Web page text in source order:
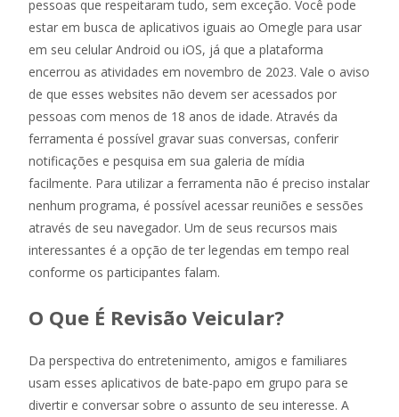
pessoas que respeitaram tudo, sem exceção. Você pode
estar em busca de aplicativos iguais ao Omegle para usar
em seu celular Android ou iOS, já que a plataforma
encerrou as atividades em novembro de 2023. Vale o aviso
de que esses websites não devem ser acessados por
pessoas com menos de 18 anos de idade. Através da
ferramenta é possível gravar suas conversas, conferir
notificações e pesquisa em sua galeria de mídia
facilmente. Para utilizar a ferramenta não é preciso instalar
nenhum programa, é possível acessar reuniões e sessões
através de seu navegador. Um de seus recursos mais
interessantes é a opção de ter legendas em tempo real
conforme os participantes falam.
O Que É Revisão Veicular?
Da perspectiva do entretenimento, amigos e familiares
usam esses aplicativos de bate-papo em grupo para se
divertir e conversar sobre o assunto de seu interesse. A